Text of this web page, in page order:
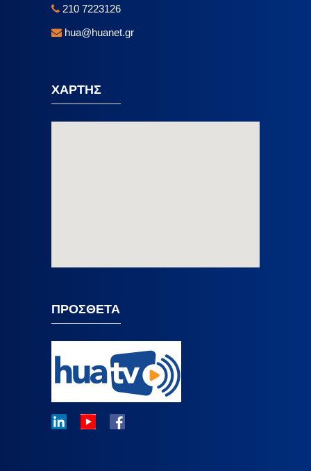
210 7223126
hua@huanet.gr
ΧΑΡΤΗΣ
ΠΡΟΣΘΕΤΑ